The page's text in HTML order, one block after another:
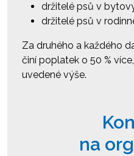
držitelé psů v
držitelé psů v
Za druhého a každého
činí poplatek o 50 %
uvedené výše.
na